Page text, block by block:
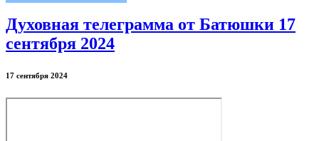
Духовная телеграмма от Батюшки 17
сентября 2024
17 сентября 2024